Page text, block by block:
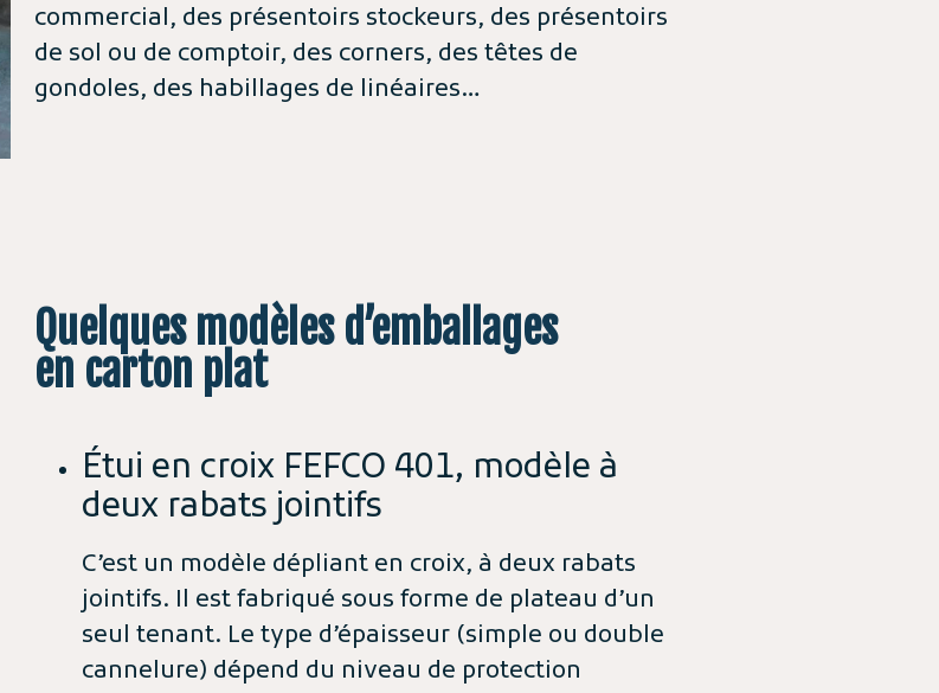
commercial, des présentoirs stockeurs, des présentoirs
de sol ou de comptoir, des corners, des têtes de
gondoles, des habillages de linéaires…
Quelques modèles d’emballages
en carton plat
Étui en croix FEFCO 401, modèle à
deux rabats jointifs
C’est un modèle dépliant en croix, à deux rabats
jointifs. Il est fabriqué sous forme de plateau d’un
seul tenant. Le type d’épaisseur (simple ou double
cannelure) dépend du niveau de protection